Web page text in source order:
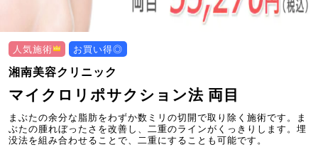
人気施術 お買い得◎
湘南美容クリニック
マイクロリポサクション法 両目
まぶたの余分な脂肪をわずか数ミリの切開で取り除く施術です。ま
ぶたの腫れぼったさを改善し、二重のラインがくっきりします。埋
没法を組み合わせることで、二重にすることも可能です。